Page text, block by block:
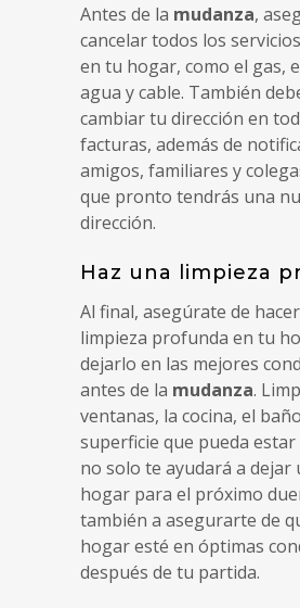
Antes de la mudanza,
cancelar todos los
en tu hogar, como el gas,
agua y cable. También
cambiar tu dirección en
facturas, además de
amigos, familiares y
que pronto tendrás una
dirección.
Haz una limpieza
Al final, asegúrate de
limpieza profunda en tu
dejarlo en las mejores
antes de la mudanza.
ventanas, la cocina, el
superficie que pueda estar
no solo te ayudará a dejar
hogar para el próximo
también a asegurarte de
hogar esté en óptimas
después de tu partida.